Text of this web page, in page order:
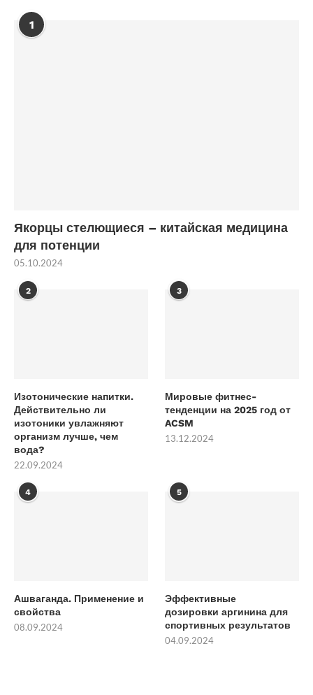
1
Якорцы стелющиеся – китайская медицина
для потенции
05.10.2024
2
Изотонические напитки.
Действительно ли
изотоники увлажняют
организм лучше, чем
вода?
22.09.2024
3
Мировые фитнес-
тенденции на 2025 год от
ACSM
13.12.2024
4
Ашваганда. Применение и
свойства
08.09.2024
5
Эффективные
дозировки аргинина для
спортивных результатов
04.09.2024